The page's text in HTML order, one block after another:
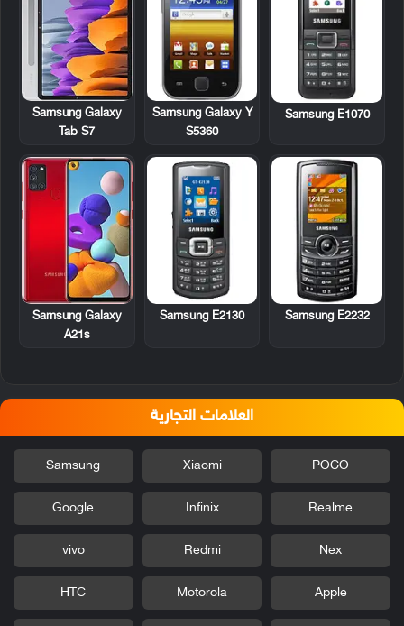
Samsung E1070
Samsung Galaxy Y
S5360
Samsung Galaxy
Tab S7
Samsung E2232
Samsung E2130
Samsung Galaxy
A21s
العلامات التجارية
POCO
Xiaomi
Samsung
Realme
Infinix
Google
Nex
Redmi
vivo
Apple
Motorola
HTC